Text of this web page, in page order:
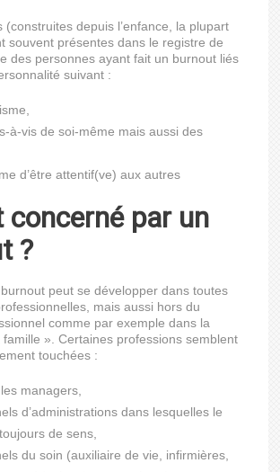
(construites depuis l’enfance, la plupart
souvent présentes dans le registre de
des personnes ayant fait un burnout liés
suivant :
à-vis de soi-même mais aussi des
d’être attentif(ve) aux autres
concerné par un
?
peut se développer dans toutes
mais aussi hors du
comme par exemple dans la
». Certaines professions semblent
touchées :
managers,
d’administrations dans lesquelles le
de sens,
du soin (auxiliaire de vie, infirmières,